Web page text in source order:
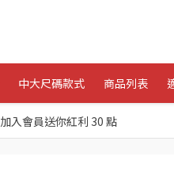
中大尺碼款式 商品列表
加入會員送你紅利 30 點